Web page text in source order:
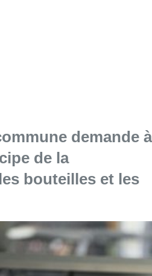
demande à
de la
bouteilles et les